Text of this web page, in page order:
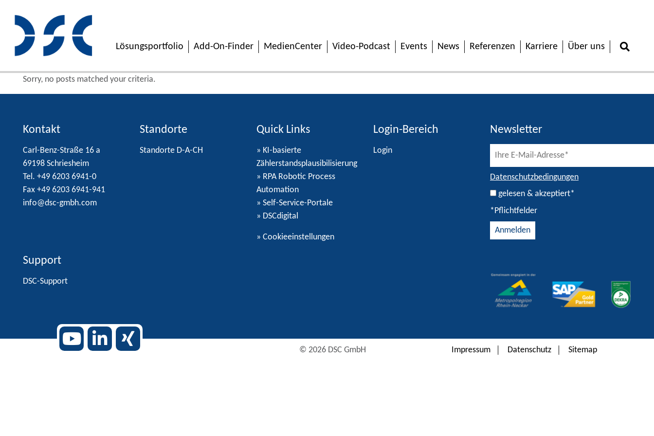
Lösungsportfolio Add-On-Finder MedienCenter Video-Podcast Events News Referenzen Karriere Über uns
Sorry, no posts matched your criteria.
Kontakt
Carl-Benz-Straße 16 a
69198 Schriesheim
Tel. +49 6203 6941-0
Fax +49 6203 6941-941
info@dsc-gmbh.com
Standorte
Standorte D-A-CH
Quick Links
» KI-basierte
Zählerstandsplausibilisierung
» RPA Robotic Process
Automation
» Self-Service-Portale
» DSCdigital
» Cookieeinstellungen
Login-Bereich
Login
Newsletter
Datenschutzbedingungen
gelesen & akzeptiert*
*Pflichtfelder
Support
DSC-Support
© 2026 DSC GmbH Impressum Datenschutz Sitemap